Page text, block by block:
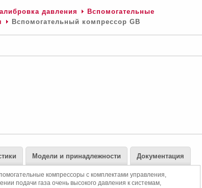
давления
Вспомогательные
Вспомогательный компрессор GB
компрессоры с комплектами управления,
подачи газа очень высокого давления к системам,
Модели и принадлежности Документация